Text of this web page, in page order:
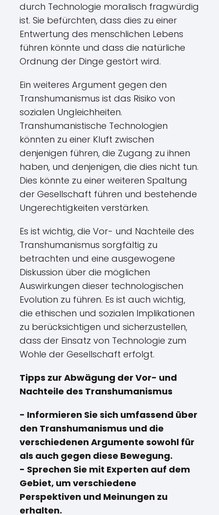
durch Technologie moralisch fragwürdig
ist. Sie befürchten, dass dies zu einer
Entwertung des menschlichen Lebens
führen könnte und dass die natürliche
Ordnung der Dinge gestört wird.
Ein weiteres Argument gegen den
Transhumanismus ist das Risiko von
sozialen Ungleichheiten.
Transhumanistische Technologien
könnten zu einer Kluft zwischen
denjenigen führen, die Zugang zu ihnen
haben, und denjenigen, die dies nicht tun.
Dies könnte zu einer weiteren Spaltung
der Gesellschaft führen und bestehende
Ungerechtigkeiten verstärken.
Es ist wichtig, die Vor- und Nachteile des
Transhumanismus sorgfältig zu
betrachten und eine ausgewogene
Diskussion über die möglichen
Auswirkungen dieser technologischen
Evolution zu führen. Es ist auch wichtig,
die ethischen und sozialen Implikationen
zu berücksichtigen und sicherzustellen,
dass der Einsatz von Technologie zum
Wohle der Gesellschaft erfolgt.
Tipps zur Abwägung der Vor- und
Nachteile des Transhumanismus
- Informieren Sie sich umfassend über
den Transhumanismus und die
verschiedenen Argumente sowohl für
als auch gegen diese Bewegung.
- Sprechen Sie mit Experten auf dem
Gebiet, um verschiedene
Perspektiven und Meinungen zu
erhalten.